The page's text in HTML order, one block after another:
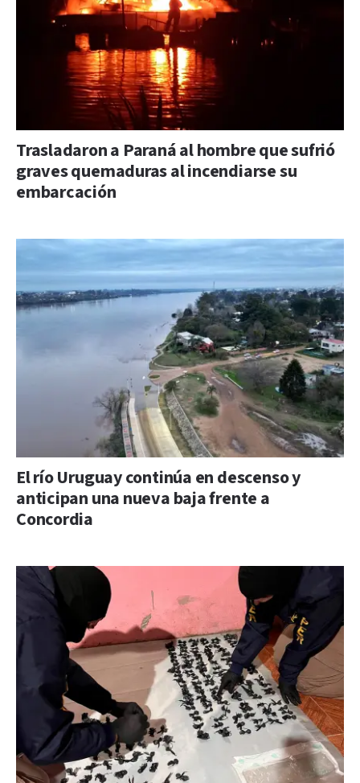
Trasladaron a Paraná al hombre que sufrió
graves quemaduras al incendiarse su
embarcación
El río Uruguay continúa en descenso y
anticipan una nueva baja frente a
Concordia